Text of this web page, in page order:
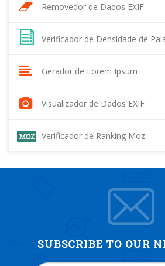
Removedor de Dados EXIF
Verificador de Densidade de
Gerador de Lorem Ipsum
Visualizador de Dados EXIF
Verificador de Ranking Moz
SUBSCRIBE TO OUR